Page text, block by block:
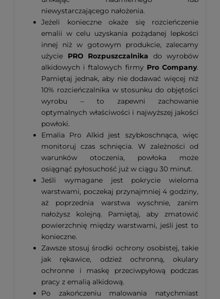
niewystarczającego nałożenia.
Jeżeli konieczne okaże się rozcieńczenie
emalii w celu uzyskania pożądanej lepkości
innej niż w gotowym produkcie, zalecamy
użycie PRO Rozpuszczalnika do wyrobów
alkidowych i ftalowych firmy Pro Company.
Pamiętaj jednak, aby nie dodawać więcej niż
10% rozcieńczalnika w stosunku do objętości
wyrobu – to zapewni zachowanie
optymalnych właściwości i najwyższej jakości
powłoki.
Emalia Pro Alkid jest szybkoschnąca, więc
monitoruj czas schnięcia. W zależności od
warunków otoczenia, powłoka może
osiągnąć pyłosuchość już w ciągu 30 minut.
Jeśli wymagane jest pokrycie wieloma
warstwami, poczekaj przynajmniej 4 godziny,
aż poprzednia warstwa wyschnie, zanim
nałożysz kolejną. Pamiętaj, aby zmatowić
powierzchnię między warstwami, jeśli jest to
konieczne.
Zawsze stosuj środki ochrony osobistej, takie
jak rękawice, odzież ochronną, okulary
ochronne i maskę przeciwpyłową podczas
pracy z emalią alkidową.
Po zakończeniu malowania natychmiast